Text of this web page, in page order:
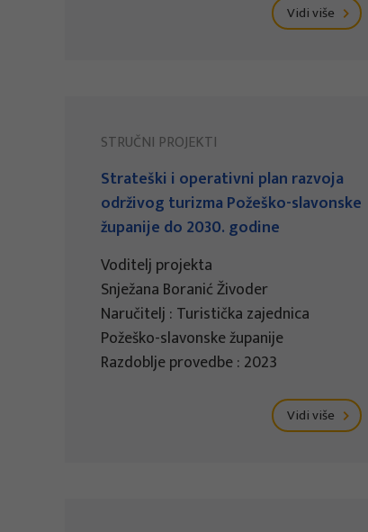
Vidi više
STRUČNI PROJEKTI
Strateški i operativni plan razvoja
održivog turizma Požeško-slavonske
županije do 2030. godine
Voditelj projekta
Snježana Boranić Živoder
Naručitelj : Turistička zajednica
Požeško-slavonske županije
Razdoblje provedbe : 2023
Vidi više